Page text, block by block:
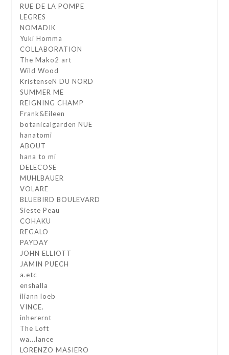
RUE DE LA POMPE
LEGRES
NOMADIK
Yuki Homma
COLLABORATION
The Mako2 art
Wild Wood
KristenseN DU NORD
SUMMER ME
REIGNING CHAMP
Frank&Eileen
botanicalgarden NUE
hanatomi
ABOUT
hana to mi
DELECOSE
MUHLBAUER
VOLARE
BLUEBIRD BOULEVARD
Sieste Peau
COHAKU
REGALO
PAYDAY
JOHN ELLIOTT
JAMIN PUECH
a.etc
enshalla
iliann loeb
VINCE.
inherernt
The Loft
wa...lance
LORENZO MASIERO